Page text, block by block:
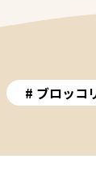
ブロッコ